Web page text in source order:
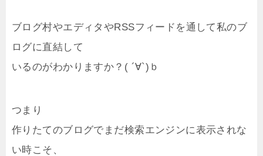
ブログ村やエディタやRSSフィードを通して私のブ
ログに直結して
いるのがわかりますか？( ´∀`)ｂ
つまり
作りたてのブログでまだ検索エンジンに表示されな
い時こそ、